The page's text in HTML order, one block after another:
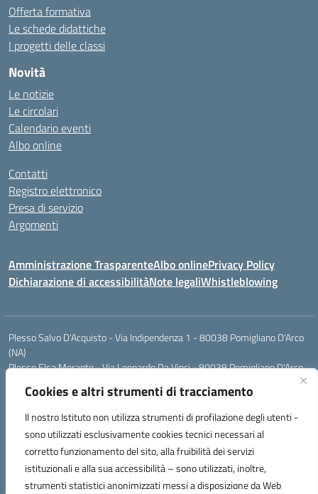
Cookies e altri strumenti di tracciamento
Il nostro Istituto non utilizza strumenti di profilazione degli utenti -
sono utilizzati esclusivamente cookies tecnici necessari al
corretto funzionamento del sito, alla fruibilità dei servizi
istituzionali e alla sua accessibilità – sono utilizzati, inoltre,
strumenti statistici anonimizzati messi a disposizione da Web
Offerta formativa
Le schede didattiche
I progetti delle classi
Novità
Le notizie
Le circolari
Calendario eventi
Albo online
Contatti
Registro elettronico
Presa di servizio
Argomenti
Amministrazione TrasparenteAlbo onlinePrivacy Policy
Dichiarazione di accessibilitàNote legaliWhistleblowing
Plesso Salvo D'Acquisto - Via Indipendenza 1 - 80038 Pomigliano D'Arco
(NA)
Plesso Elsa Morante - Via Leonardo Da Vinci - 80038 Pomigliano D'Arco
Plesso Leone - Via Pascoli - 80038 Pomigliano D'Arco (NA)
Tel.:0813177304 - Mail: naic8g1003@istruzione.it - Pec:
Codice Univoco ufficio: UIECQ7
codice Meccanografico: NAIC8G1003
Codice Fiscale: 93076670632